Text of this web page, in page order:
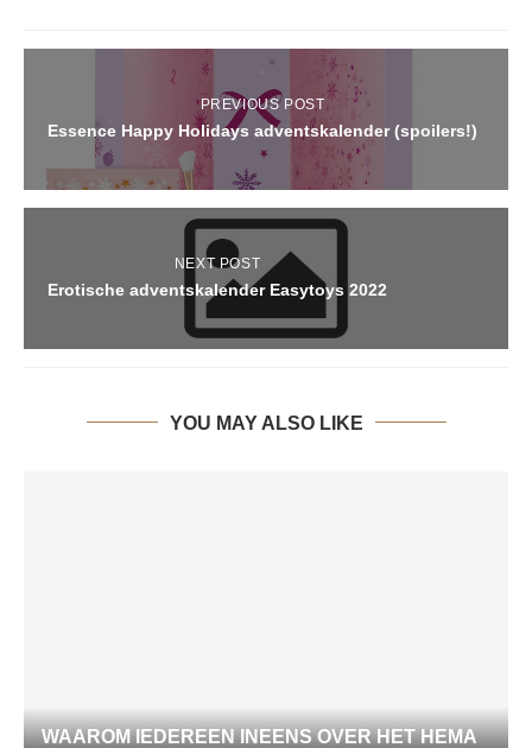
PREVIOUS POST
Essence Happy Holidays adventskalender (spoilers!)
NEXT POST
Erotische adventskalender Easytoys 2022
YOU MAY ALSO LIKE
WAAROM IEDEREEN INEENS OVER HET HEMA